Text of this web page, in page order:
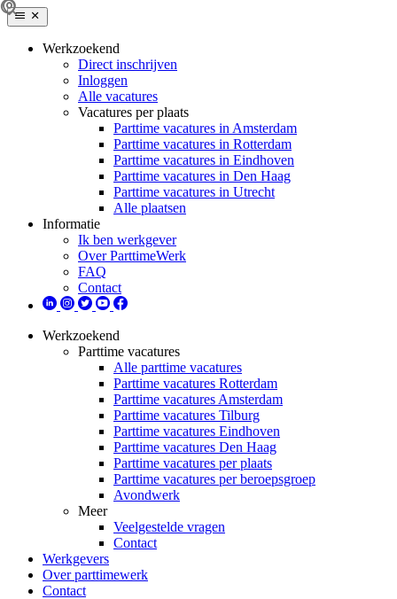
Werkzoekend
Direct inschrijven
Inloggen
Alle vacatures
Vacatures per plaats
Parttime vacatures in Amsterdam
Parttime vacatures in Rotterdam
Parttime vacatures in Eindhoven
Parttime vacatures in Den Haag
Parttime vacatures in Utrecht
Alle plaatsen
Informatie
Ik ben werkgever
Over ParttimeWerk
FAQ
Contact
Werkzoekend
Parttime vacatures
Alle parttime vacatures
Parttime vacatures Rotterdam
Parttime vacatures Amsterdam
Parttime vacatures Tilburg
Parttime vacatures Eindhoven
Parttime vacatures Den Haag
Parttime vacatures per plaats
Parttime vacatures per beroepsgroep
Avondwerk
Meer
Veelgestelde vragen
Contact
Werkgevers
Over parttimewerk
Contact